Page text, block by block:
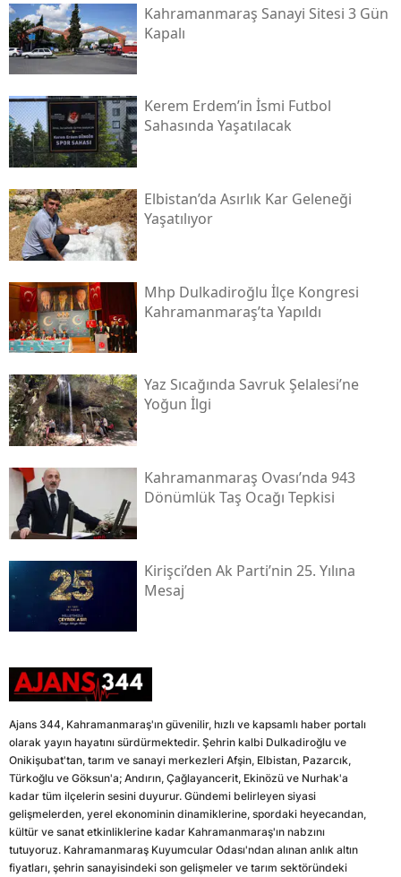
Kahramanmaraş Sanayi Sitesi 3 Gün
Kapalı
Kerem Erdem’in İsmi Futbol
Sahasında Yaşatılacak
Elbistan’da Asırlık Kar Geleneği
Yaşatılıyor
Mhp Dulkadiroğlu İlçe Kongresi
Kahramanmaraş’ta Yapıldı
Yaz Sıcağında Savruk Şelalesi’ne
Yoğun İlgi
Kahramanmaraş Ovası’nda 943
Dönümlük Taş Ocağı Tepkisi
Kirişci’den Ak Parti’nin 25. Yılına
Mesaj
Ajans 344, Kahramanmaraş'ın güvenilir, hızlı ve kapsamlı haber portalı
olarak yayın hayatını sürdürmektedir. Şehrin kalbi Dulkadiroğlu ve
Onikişubat'tan, tarım ve sanayi merkezleri Afşin, Elbistan, Pazarcık,
Türkoğlu ve Göksun'a; Andırın, Çağlayancerit, Ekinözü ve Nurhak'a
kadar tüm ilçelerin sesini duyurur. Gündemi belirleyen siyasi
gelişmelerden, yerel ekonominin dinamiklerine, spordaki heyecandan,
kültür ve sanat etkinliklerine kadar Kahramanmaraş'ın nabzını
tutuyoruz. Kahramanmaraş Kuyumcular Odası'ndan alınan anlık altın
fiyatları, şehrin sanayisindeki son gelişmeler ve tarım sektöründeki